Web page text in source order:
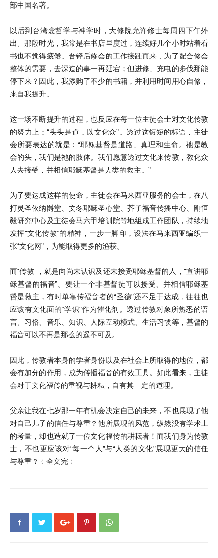
部中国名著。
以后到台湾念哲学与神学时，大修院允许修士每周四下午外
出。那段时光，我常是在书店里度过，连续好几个小时站着看
书也不觉得疲倦。晋铎后修会的工作接踵而来，为了配合修会
整体的需要，去深造的事一再延宕；但进修、充电的步伐那能
停下来？因此，我添购了不少的书籍，并利用时间用心自修，
来自我提升。
这一场不断提升的过程，也反应在每一位主徒会士对文化传教
的努力上：“头头是道，以文化众”。透过这短短的标语，主徒
会所要表达的就是：“耶稣基督是道路、真理和生命。祂是教
会的头，我们是祂的肢体。我们愿意透过文化来传教，教化众
人去接受，并相信耶稣基督是人类的救主。”
为了要达成这样的使命，主徒会在马来西亚服务的会士，在八
打灵圣依纳爵堂、文冬耶稣圣心堂、芥子福音传播中心、刚恒
毅研究中心及主徒会马六甲培训院等地组成工作团队，持续地
发挥“文化传教”的精神，一步一脚印，设法在马来西亚编织一
张“文化网”，为能取得更多的渔获。
而“传教”，就是向尚未认识及还未接受耶稣基督的人，“宣讲耶
稣基督的福音”。要让一个非基督徒可以接受、并相信耶稣基
督是救主，有时单靠传福音者的“圣德”还不足于达成，往往也
应该有文化面的“学识”作为催化剂。透过传教对象所熟悉的语
言、习俗、音乐、知识、人际互动模式、生活习惯等，基督的
福音可以不再是那么的遥不可及。
因此，传教者本身的学者身份以及在社会上所取得的地位，都
会有加分的作用，成为传播福音的有效工具。如此看来，主徒
会对于文化福传的重视与耕耘，自有其一定的道理。
父亲让我在七岁那一年有机会决定自己的未来，不也展现了他
对自己儿子的信任与尊重？他所展现的风范，纵然没有学术上
的考量，却也造就了一位文化福传的耕耘者！而我们身为传教
士，不也更应该对“每一个人”与“人类的文化”展现更大的信任
与尊重？﹙全文完﹚